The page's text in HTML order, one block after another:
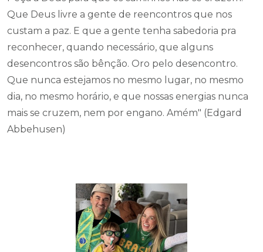
Que Deus livre a gente de reencontros que nos
custam a paz. E que a gente tenha sabedoria pra
reconhecer, quando necessário, que alguns
desencontros são bênção. Oro pelo desencontro.
Que nunca estejamos no mesmo lugar, no mesmo
dia, no mesmo horário, e que nossas energias nunca
mais se cruzem, nem por engano. Amém" (Edgard
Abbehusen)